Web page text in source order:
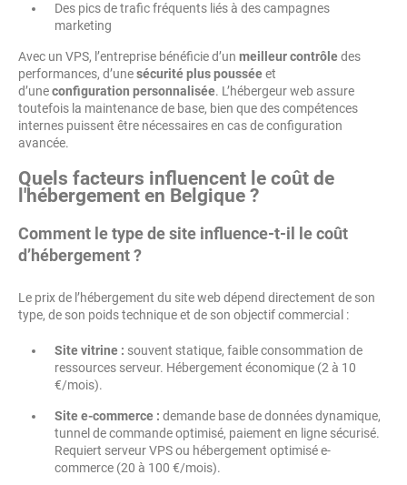
Des pics de trafic fréquents liés à des campagnes
marketing
Avec un VPS, l’entreprise bénéficie d’un meilleur contrôledes
performances, d’unesécurité plus pousséeet
d’uneconfiguration personnalisée. L’hébergeur web assure
toutefois la maintenance de base, bien que des compétences
internes puissent être nécessaires en cas de configuration
avancée.
Quels facteurs influencent le coût de
l'hébergement en Belgique ?
Comment le type de site influence-t-il le coût
d’hébergement ?
Le prix de l’hébergement du site web dépend directement de son
type, de son poids technique et de son objectif commercial :
Site vitrine : souvent statique, faible consommation de
ressources serveur. Hébergement économique (2 à 10
€/mois).
Site e-commerce : demande base de données dynamique,
tunnel de commande optimisé, paiement en ligne sécurisé.
Requiert serveur VPS ou hébergement optimisé e-
commerce (20 à 100 €/mois).